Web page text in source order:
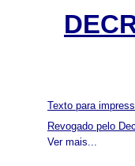
Ver mais...
Texto para
Revogado pelo